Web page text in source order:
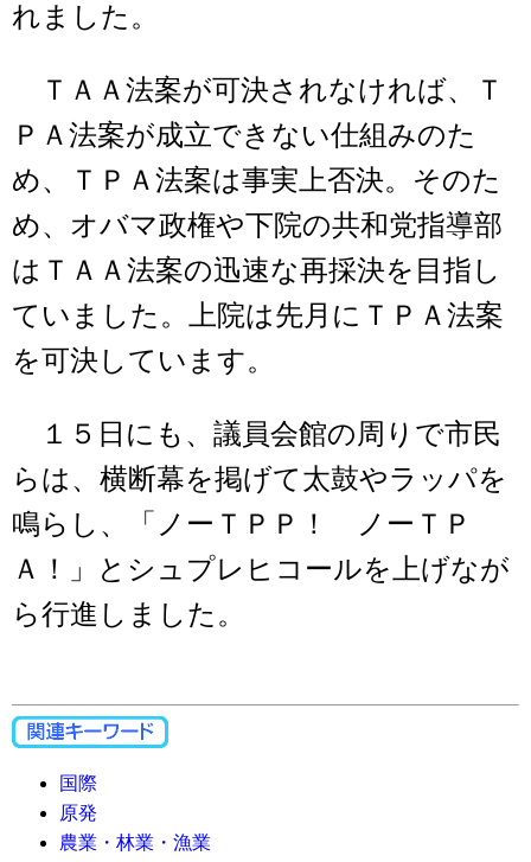
れました。
ＴＡＡ法案が可決されなければ、Ｔ
ＰＡ法案が成立できない仕組みのた
め、ＴＰＡ法案は事実上否決。そのた
め、オバマ政権や下院の共和党指導部
はＴＡＡ法案の迅速な再採決を目指し
ていました。上院は先月にＴＰＡ法案
を可決しています。
１５日にも、議員会館の周りで市民
らは、横断幕を掲げて太鼓やラッパを
鳴らし、「ノーＴＰＰ！ ノーＴＰ
Ａ！」とシュプレヒコールを上げなが
ら行進しました。
国際
原発
農業・林業・漁業